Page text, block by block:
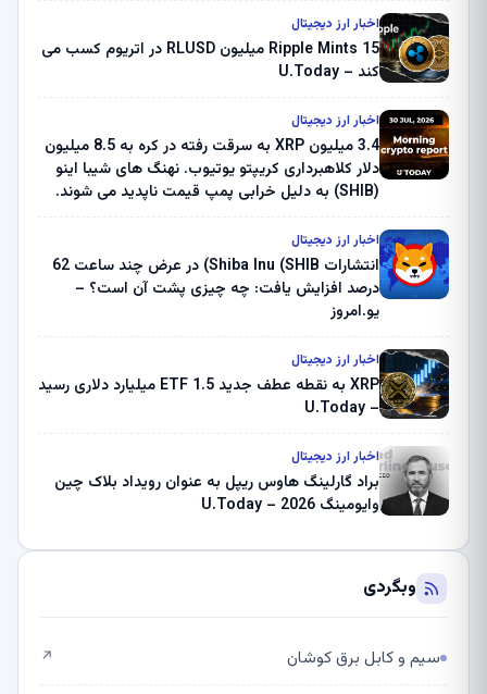
اخبار ارز دیجیتال
Ripple Mints 15 میلیون RLUSD در اتریوم کسب می
کند – U.Today
اخبار ارز دیجیتال
3.4 میلیون XRP به سرقت رفته در کره به 8.5 میلیون
دلار کلاهبرداری کریپتو یوتیوب. نهنگ های شیبا اینو
(SHIB) به دلیل خرابی پمپ قیمت ناپدید می شوند.
ثبت کرد – گزارش کریپتو صبح – U.Today
اخبار ارز دیجیتال
انتشارات Shiba Inu (SHIB) در عرض چند ساعت 62
درصد افزایش یافت: چه چیزی پشت آن است؟ –
یو.امروز
اخبار ارز دیجیتال
XRP به نقطه عطف جدید ETF 1.5 میلیارد دلاری رسید
– U.Today
اخبار ارز دیجیتال
براد گارلینگ هاوس ریپل به عنوان رویداد بلاک چین
وایومینگ 2026 – U.Today
وبگردی
سیم و کابل برق کوشان ↗